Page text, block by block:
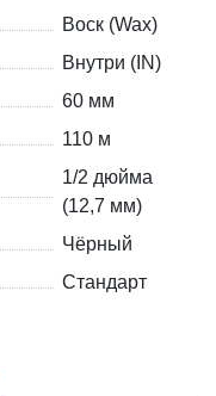
Воск (Wax)
Внутри (IN)
60 мм
110 м
1/2 дюйма
(12,7 мм)
Чёрный
Стандарт